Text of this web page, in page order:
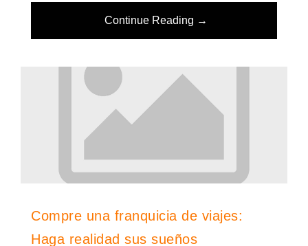
Continue Reading →
Compre una franquicia de viajes:
Haga realidad sus sueños